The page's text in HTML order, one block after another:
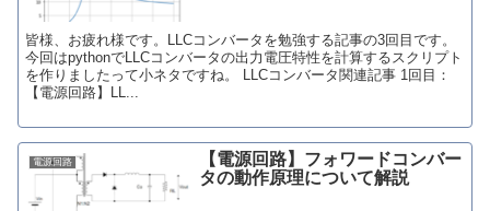
皆様、お疲れ様です。LLCコンバータを勉強する記事の3回目です。
今回はpythonでLLCコンバータの出力電圧特性を計算するスクリプト
を作りましたって小ネタですね。 LLCコンバータ関連記事 1回目：
【電源回路】LL...
電源回路
【電源回路】フォワードコンバー
タの動作原理について解説